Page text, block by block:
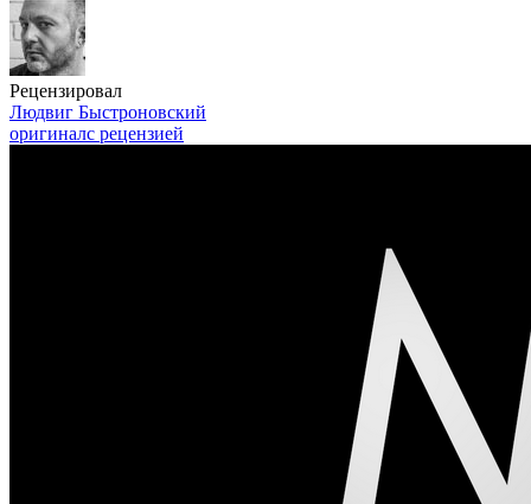
Рецензировал
Людвиг Быстроновский
оригиналс рецензией